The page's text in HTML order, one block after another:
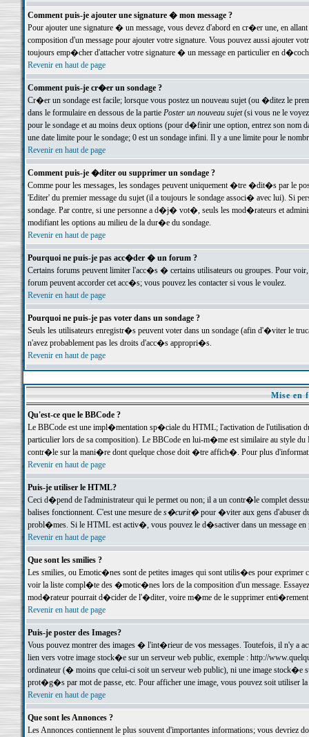
Comment puis-je ajouter une signature � mon message ?
Pour ajouter une signature � un message, vous devez d'abord en cr�er une, en
composition d'un message pour ajouter votre signature. Vous pouvez aussi ajouter
toujours emp�cher d'attacher votre signature � un message en particulier en
Revenir en haut de page
Comment puis-je cr�er un sondage ?
Cr�er un sondage est facile; lorsque vous postez un nouveau sujet (ou �ditez le
dans le formulaire en dessous de la partie Poster un nouveau sujet(si vous ne le voyez
pour le sondage et au moins deux options (pour d�finir une option, entrez son nom
une date limite pour le sondage; 0 est un sondage infini. Il y a une limite pour le
Revenir en haut de page
Comment puis-je �diter ou supprimer un sondage ?
Comme pour les messages, les sondages peuvent uniquement �tre �dit�s par le
'Editer' du premier message du sujet (il a toujours le sondage associ� avec lui). Si
sondage. Par contre, si une personne a d�j� vot�, seuls les mod�rateurs et
modifiant les options au milieu de la dur�e du sondage.
Revenir en haut de page
Pourquoi ne puis-je pas acc�der � un forum ?
Certains forums peuvent limiter l'acc�s � certains utilisateurs ou groupes. Pour
forum peuvent accorder cet acc�s; vous pouvez les contacter si vous le voulez.
Revenir en haut de page
Pourquoi ne puis-je pas voter dans un sondage ?
Seuls les utilisateurs enregistr�s peuvent voter dans un sondage (afin d'�viter le
n'avez probablement pas les droits d'acc�s appropri�s.
Revenir en haut de page
Mise en
Qu'est-ce que le BBCode ?
Le BBCode est une impl�mentation sp�ciale du HTML; l'activation de l'utilisation
particulier lors de sa composition). Le BBCode en lui-m�me est similaire au style
contr�le sur la mani�re dont quelque chose doit �tre affich�. Pour plus
Revenir en haut de page
Puis-je utiliser le HTML?
Ceci d�pend de l'administrateur qui le permet ou non; il a un contr�le complet
balises fonctionnent. C'est une mesure de s�curit�pour �viter aux gens d'abuser
probl�mes. Si le HTML est activ�, vous pouvez le d�sactiver dans un message en
Revenir en haut de page
Que sont les smilies ?
Les smilies, ou Emotic�nes sont de petites images qui sont utilis�es pour exprimer
voir la liste compl�te des �motic�nes lors de la composition d'un message.
mod�rateur pourrait d�cider de l'�diter, voire m�me de le supprimer
Revenir en haut de page
Puis-je poster des Images?
Vous pouvez montrer des images � l'int�rieur de vos messages. Toutefois, il n'y a
lien vers votre image stock�e sur un serveur web public, exemple : http://
ordinateur (� moins que celui-ci soit un serveur web public), ni une image stock�e
prot�g�s par mot de passe, etc. Pour afficher une image, vous pouvez soit
Revenir en haut de page
Que sont les Annonces ?
Les Annonces contiennent le plus souvent d'importantes informations; vous devriez